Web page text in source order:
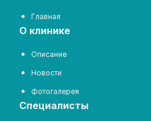
Главная
о клинике
Описание
Новости
Фотогалерея
специалисты